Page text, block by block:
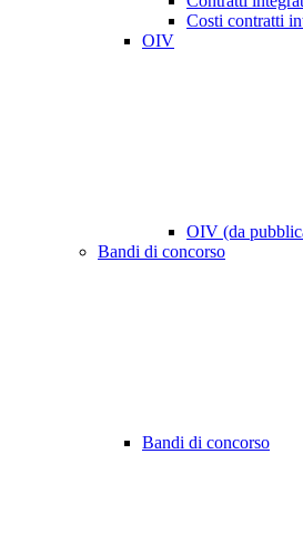
Costi contratti
OIV
OIV (da
Bandi di concorso
Bandi di concorso